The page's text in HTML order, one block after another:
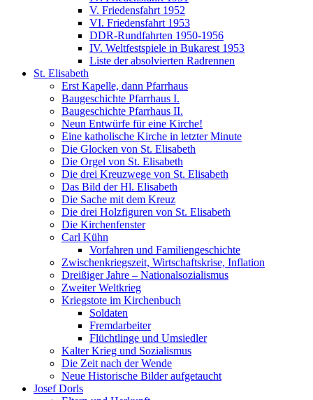
V. Friedensfahrt 1952
VI. Friedensfahrt 1953
DDR-Rundfahrten 1950-1956
IV. Weltfestspiele in Bukarest 1953
Liste der absolvierten Radrennen
St. Elisabeth
Erst Kapelle, dann Pfarrhaus
Baugeschichte Pfarrhaus I.
Baugeschichte Pfarrhaus II.
Neun Entwürfe für eine Kirche!
Eine katholische Kirche in letzter Minute
Die Glocken von St. Elisabeth
Die Orgel von St. Elisabeth
Die drei Kreuzwege von St. Elisabeth
Das Bild der Hl. Elisabeth
Die Sache mit dem Kreuz
Die drei Holzfiguren von St. Elisabeth
Die Kirchenfenster
Carl Kühn
Vorfahren und Familiengeschichte
Zwischenkriegszeit, Wirtschaftskrise, Inflation
Dreißiger Jahre – Nationalsozialismus
Zweiter Weltkrieg
Kriegstote im Kirchenbuch
Soldaten
Fremdarbeiter
Flüchtlinge und Umsiedler
Kalter Krieg und Sozialismus
Die Zeit nach der Wende
Neue Historische Bilder aufgetaucht
Josef Dorls